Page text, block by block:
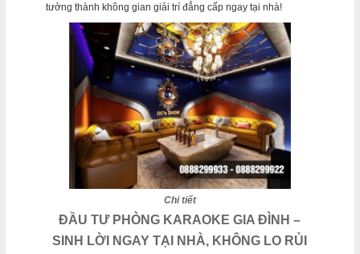
tưởng thành không gian giải trí đẳng cấp ngay tại nhà!
Chi tiết
ĐẦU TƯ PHÒNG KARAOKE GIA ĐÌNH –
SINH LỜI NGAY TẠI NHÀ, KHÔNG LO RỦI